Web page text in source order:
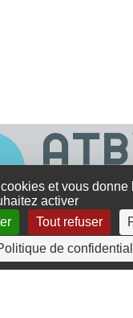
Ugen
en Terre
et vous donne
activer
Tout refuser
de